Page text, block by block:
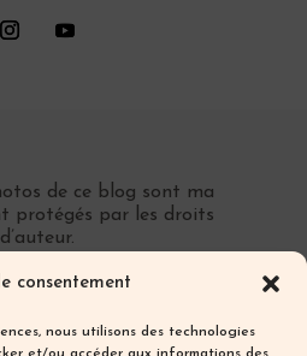
consentement
nous utilisons des technologies
de ce blog sont ma
protégés par les droits
d’auteur.
partielle ou totale sans